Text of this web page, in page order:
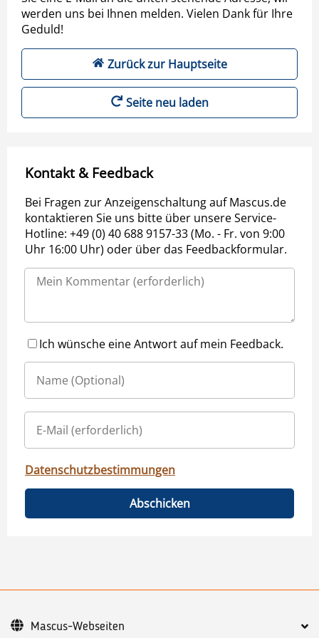
werden uns bei Ihnen melden. Vielen Dank für Ihre
Geduld!
Zurück zur Hauptseite
Seite neu laden
Kontakt & Feedback
Bei Fragen zur Anzeigenschaltung auf Mascus.de
kontaktieren Sie uns bitte über unsere Service-
Hotline: +49 (0) 40 688 9157-33 (Mo. - Fr. von 9:00
Uhr 16:00 Uhr) oder über das Feedbackformular.
Ich wünsche eine Antwort auf mein Feedback.
Datenschutzbestimmungen
Abschicken
Mascus-Webseiten